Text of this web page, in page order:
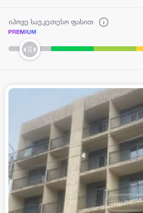
იპოვე საუკეთესო ფასით